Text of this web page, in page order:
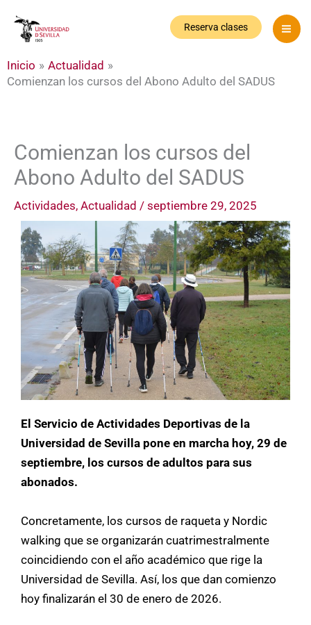
Reserva clases
Inicio
Actualidad
Comienzan los cursos del Abono Adulto del SADUS
Comienzan los cursos del
Abono Adulto del SADUS
Actividades, Actualidad / septiembre 29, 2025
El Servicio de Actividades Deportivas de la
Universidad de Sevilla pone en marcha hoy, 29 de
septiembre, los cursos de adultos para sus
abonados.
Concretamente, los cursos de raqueta y Nordic
walking que se organizarán cuatrimestralmente
coincidiendo con el año académico que rige la
Universidad de Sevilla. Así, los que dan comienzo
hoy finalizarán el 30 de enero de 2026.